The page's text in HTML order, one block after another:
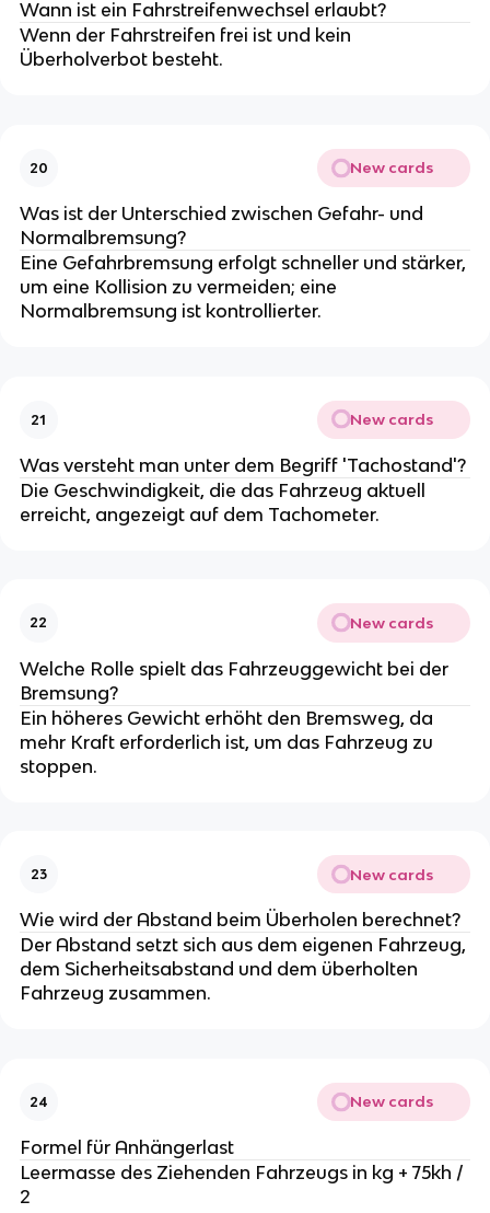
Wann ist ein Fahrstreifenwechsel erlaubt?
Wenn der Fahrstreifen frei ist und kein
Überholverbot besteht.
20 New cards
Was ist der Unterschied zwischen Gefahr- und
Normalbremsung?
Eine Gefahrbremsung erfolgt schneller und stärker,
um eine Kollision zu vermeiden; eine
Normalbremsung ist kontrollierter.
21 New cards
Was versteht man unter dem Begriff 'Tachostand'?
Die Geschwindigkeit, die das Fahrzeug aktuell
erreicht, angezeigt auf dem Tachometer.
22 New cards
Welche Rolle spielt das Fahrzeuggewicht bei der
Bremsung?
Ein höheres Gewicht erhöht den Bremsweg, da
mehr Kraft erforderlich ist, um das Fahrzeug zu
stoppen.
23 New cards
Wie wird der Abstand beim Überholen berechnet?
Der Abstand setzt sich aus dem eigenen Fahrzeug,
dem Sicherheitsabstand und dem überholten
Fahrzeug zusammen.
24 New cards
Formel für Anhängerlast
Leermasse des Ziehenden Fahrzeugs in kg + 75kh /
2